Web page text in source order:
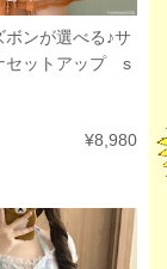
ンが選べる♪サ
セットアップ s
¥8,980